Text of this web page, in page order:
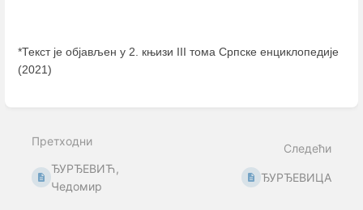
*Текст је објављен у 2. књизи III тома Српске енциклопедије
(2021)
mode
Претходни
ЂУРЂЕВИЋ,
Чедомир
Следећи
ЂУРЂЕВИЦА